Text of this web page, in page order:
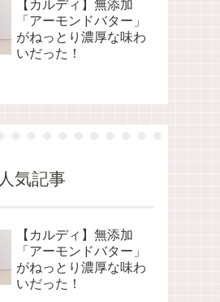
【カルディ】無添加
「アーモンドバター」
がねっとり濃厚な味わ
いだった！
人気記事
【カルディ】無添加
「アーモンドバター」
がねっとり濃厚な味わ
いだった！